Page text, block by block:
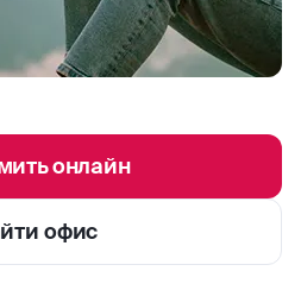
онлайн
офис